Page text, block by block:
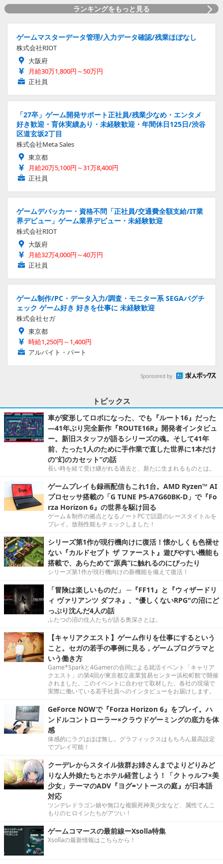
ランキングをもっと見る
ゲームマスターデータ管理/入力データ確認/残業ほぼなし
株式会社RIOT
大阪府
月給30万1,800円～50万円
正社員
「27卒」ゲーム開発サポート正社員/残業少なめ・エンタメ
好き歓迎・育休実績あり・未経験歓迎・年間休日125日/渋谷
区道玄坂2丁目
株式会社Meta Sales
東京都
月給20万5,100円～31万8,400円
正社員
ゲームデバッカー・資格不問「正社員/交通費全額支給/IT業
界デビュー」ゲーム業界デビュー・未経験歓迎
株式会社RIOT
大阪府
月給32万4,000円～40万円
正社員
ゲーム制作/PC・データ入力/調査・モニター系 SEGAバグチ
ェック ゲーム好き 好きを仕事に 未経験歓迎
株式会社セガ
東京都
時給1,250円～1,400円
アルバイト・パート
Sponsored by
トピックス
車が変形してロボになった、でも『ルート16』だった
―41年ぶり完全新作『ROUTE16R』開発者インタビュ
ー。新旧スタッフが語るシリーズの魂。そして41年
前、たった1人のために手作業で直した世界に1本だけ
の“幻のカセット”の話
長い時を経て受け継がれる過去と、新たに生まれるものとは。
ゲームプレイも録画配信もこれ1台。AMD Ryzen™ AI
プロセッサ搭載の「G TUNE P5-A7G60BK-D」で『Fo
rza Horizon 6』の世界を駆け回る
ゲーム＆制作の拠点となるノートPCで話題のレースタイトルを
プレイ。放熱性能もチェックしました！
シリーズ第1作が現行機向けに復活！懐かしくも色褪せ
ない『カルドセプト ザ ファースト』遊びやすい機能も
搭載で、あらためて“原典”に触れるのにぴったり
シリーズ第1作が現行機向けの新機能を備えて復活！
「冒険は楽しいものだ」 ─『FF11』と『ウィザードリ
ィ ヴァリアンツ ダフネ』、"優しくないRPG"の沼にど
っぷり沈んだ4人の話
ふたつの沼の住人たちが語る奥深さとは。
【キャリアクエスト】ゲーム作りを仕事にするという
こと。セガの若手の事例に見る，ゲームプログラマと
いう働き方
Game*Sparkと4Gamerの合同による就活イベント「キャリア
クエスト」の第4回が東京都立産業貿易センター浜松町館で開催
されました。このイベントに合わせて取材した、各社の現場で
実際に働いている若手社員へのインタビューをお届けします。
GeForce NOWで『Forza Horizon 6』をプレイ。ハ
ンドルコントローラー×クラウドゲーミングの底力を体
感
体感的にラグはほぼ無し。グラフィックスはもちろん最高設定
でプレイ可能！
クーデレからスタイル抜群お姉さんまでよりどりみど
りな人外娘たちとホテル経営しよう！「クトゥルフ×美
少女」テーマのADV『ヨグ=ソトースの庭』が日本語
対応
ツンデレドラゴン娘や無口な複眼死神美少女など、属性てんこ
もりのヒロインたちがアツい！
ゲームコマースの最前線ーXsolla特集
Xsollaの最新情報はこちらから！